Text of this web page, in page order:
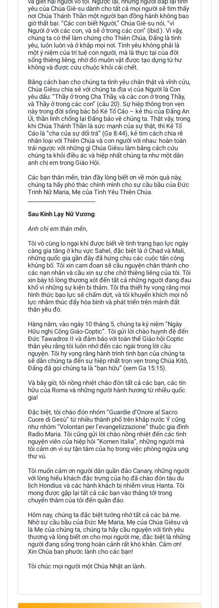
yêu của Chúa Giê-su dành cho tất cả mọi người sẽ tìm thấy
nơi Chúa Thánh Thần một người bạn đồng hành không bao
giờ thất bại: “Các con biết Người,” Chúa Giê-su nói, “vì
Người ở với các con, và sẽ ở trong các con” (ibid.). Vì vậy,
chúng ta có thể làm chứng cho Thiên Chúa, Đấng là tình
yêu, luôn luôn và ở khắp mọi nơi. Tình yêu không phải là
một ý niệm của trí tuệ con người, mà là thực tại của đời
sống thiêng liêng, nhờ đó muôn vật được tạo dựng từ hư
không và được cứu chuộc khỏi cái chết.
Bằng cách ban cho chúng ta tình yêu chân thật và vĩnh cửu,
Chúa Giêsu chia sẻ với chúng ta địa vị của Người là Con
yêu dấu: “Thầy ở trong Cha Thầy, và các con ở trong Thầy,
và Thầy ở trong các con” (câu 20). Sự hiệp thông trọn vẹn
này trong đời sống bác bỏ Kẻ Tố Cáo – kẻ thù của Đấng An
Ủi, thần linh chống lại Đấng bảo vệ chúng ta. Thật vậy, trong
khi Chúa Thánh Thần là sức mạnh của sự thật, thì Kẻ Tố
Cáo là “cha của sự dối trá” (Ga 8:44), kẻ tìm cách chia rẽ
nhân loại với Thiên Chúa và con người với nhau: hoàn toàn
trái ngược với những gì Chúa Giêsu làm bằng cách cứu
chúng ta khỏi điều ác và hiệp nhất chúng ta như một dân
anh chị em trong Giáo Hội.
Các bạn thân mến, tràn đầy lòng biết ơn về món quà này,
chúng ta hãy phó thác chính mình cho sự cầu bầu của Đức
Trinh Nữ Maria, Mẹ của Tình Yêu Thiên Chúa.
Sau Kinh Lạy Nữ Vương:
Anh chị em thân mến,
Tôi vô cùng lo ngại khi được biết về tình trạng bạo lực ngày
càng gia tăng ở khu vực Sahel, đặc biệt là ở Chad và Mali,
những quốc gia gần đây đã hứng chịu các cuộc tấn công
khủng bố. Tôi xin cam đoan sẽ cầu nguyện chân thành cho
các nạn nhân và cầu xin sự che chở thiêng liêng của tôi. Tôi
xin bày tỏ lòng thương xót đến tất cả những người đang đau
khổ vì những sự kiện bi thảm. Tôi tha thiết hy vọng rằng mọi
hình thức bạo lực sẽ chấm dứt, và tôi khuyến khích mọi nỗ
lực nhằm thúc đẩy hòa bình và phát triển trên mảnh đất
thân yêu đó.
Hàng năm, vào ngày 10 tháng 5, chúng ta kỷ niệm “Ngày
Hữu nghị Công Giáo-Coptic”. Tôi gửi lời chào huynh đệ đến
Đức Tawadros II và đảm bảo với toàn thể Giáo hội Coptic
thân yêu rằng tôi luôn nhớ đến các ngài trong lời cầu
nguyện. Tôi hy vọng rằng hành trình tình bạn của chúng ta
sẽ dẫn chúng ta đến sự hiệp nhất trọn vẹn trong Chúa Kitô,
Đấng đã gọi chúng ta là “bạn hữu” (xem Ga 15:15).
Và bây giờ, tôi nồng nhiệt chào đón tất cả các bạn, các tín
hữu của Roma và những người hành hương từ nhiều quốc
gia!
Đặc biệt, tôi chào đón nhóm “Guardie d’Onore al Sacro
Cuore di Gesù” từ nhiều thành phố trên khắp nước Ý cũng
như nhóm “Volontari per l’evangelizzazione” thuộc gia đình
Radio Maria. Tôi cũng gửi lời chào nồng nhiệt đến các tình
nguyện viên của hiệp hội “Komen Italia”, những người mà
tôi cảm ơn vì sự tận tâm của họ trong việc phòng ngừa ung
thư vú.
Tôi muốn cảm ơn người dân quần đảo Canary, những người
với lòng hiếu khách đặc trưng của họ đã chào đón tàu du
lịch Hondius và các hành khách bị nhiễm virus Hanta. Tôi
mong được gặp lại tất cả các bạn vào tháng tới trong
chuyến thăm của tôi đến quần đảo.
Hôm nay, chúng ta đặc biệt tưởng nhớ tất cả các bà mẹ.
Nhờ sự cầu bầu của Đức Mẹ Maria, Mẹ của Chúa Giêsu và
là Mẹ của chúng ta, chúng ta hãy cầu nguyện với tình yêu
thương và lòng biết ơn cho mọi người mẹ, đặc biệt là những
người đang sống trong hoàn cảnh rất khó khăn. Cảm ơn!
Xin Chúa ban phước lành cho các bạn!
Tôi chúc mọi người một Chúa Nhật an lành.